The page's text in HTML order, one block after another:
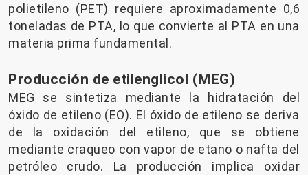
polietileno (PET) requiere aproximadamente 0,6
toneladas de PTA, lo que convierte al PTA en una
materia prima fundamental.
Producción de etilenglicol (MEG)
MEG se sintetiza mediante la hidratación del
óxido de etileno (EO). El óxido de etileno se deriva
de la oxidación del etileno, que se obtiene
mediante craqueo con vapor de etano o nafta del
petróleo crudo. La producción implica oxidar